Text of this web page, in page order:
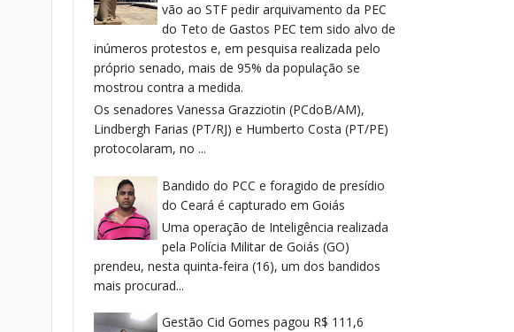
vão ao STF pedir arquivamento da PEC
do Teto de Gastos PEC tem sido alvo de
inúmeros protestos e, em pesquisa realizada pelo
próprio senado, mais de 95% da população se
mostrou contra a medida.
Os senadores Vanessa Grazziotin (PCdoB/AM),
Lindbergh Farias (PT/RJ) e Humberto Costa (PT/PE)
protocolaram, no ...
Bandido do PCC e foragido de presídio
do Ceará é capturado em Goiás
Uma operação de Inteligência realizada
pela Polícia Militar de Goiás (GO)
prendeu, nesta quinta-feira (16), um dos bandidos
mais procurad...
Gestão Cid Gomes pagou R$ 111,6